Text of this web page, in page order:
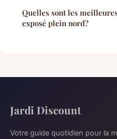
Quelles sont les
exposé plein nord?
Jardi Discount
Votre guide quotidien pour la